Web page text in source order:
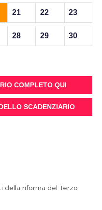
21 22 23
28 29 30
COMPLETO QUI
SCADENZIARIO
della riforma del Terzo